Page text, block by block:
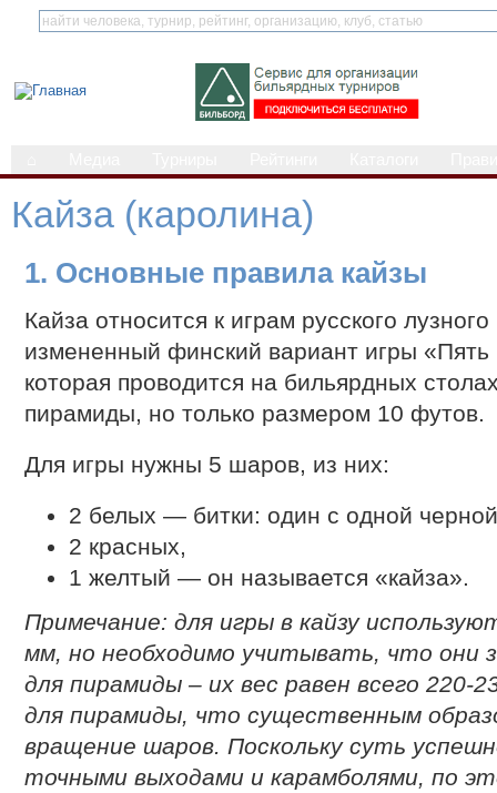
Кайза (каролина)
1. Основные правила кайзы
Кайза относится к играм русского
измененный финский вариант игры
которая проводится на бильярдных
пирамиды, но только размером 10 футов.
Для игры нужны 5 шаров, из них:
2 белых — битки: один с одной
2 красных,
1 желтый — он называется «кайза».
Примечание: для игры в кайзу
мм, но необходимо учитывать, что они
для пирамиды – их вес равен всего 220-
для пирамиды, что существенным
вращение шаров. Поскольку суть
точными выходами и карамболями, по